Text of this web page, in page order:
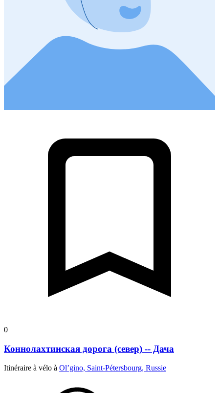
0
Коннолахтинская дорога (север) -- Дача
Itinéraire à vélo à Ol’gino, Saint-Pétersbourg, Russie